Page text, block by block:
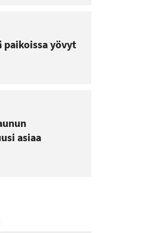
paikoissa yövyt
asiaa